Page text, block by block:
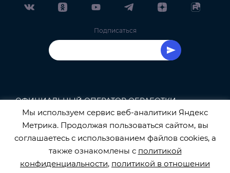
Подписаться
ОФИЦИАЛЬНЫЙ ОПЕРАТОР ОБРАБОТКИ
ПЕРСОНАЛЬНЫХ ДАННЫХ РЕГИСТРАЦИОННЫЙ
НОМЕР 77-22-133540
Мы используем сервис веб-аналитики Яндекс
Метрика. Продолжая пользоваться сайтом, вы
соглашаетесь с использованием файлов cookies, а
также ознакомлены с политикой
конфиденциальности, политикой в отношении